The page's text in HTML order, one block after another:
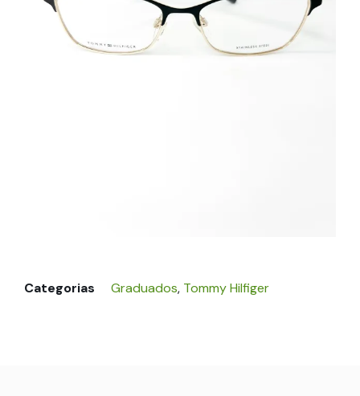
Categorias Graduados, Tommy Hilfiger